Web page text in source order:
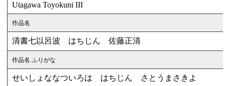
Utagawa Toyokuni III
作品名
清書七以呂波 はちじん 佐藤正清
作品名 ふりがな
せいしょななついろは はちじん さとうまさきよ